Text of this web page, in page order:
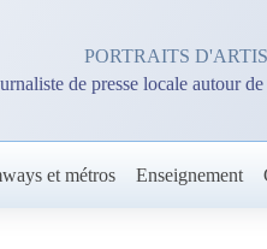
PORTRAITS
de presse locale autour
et métros Enseignement